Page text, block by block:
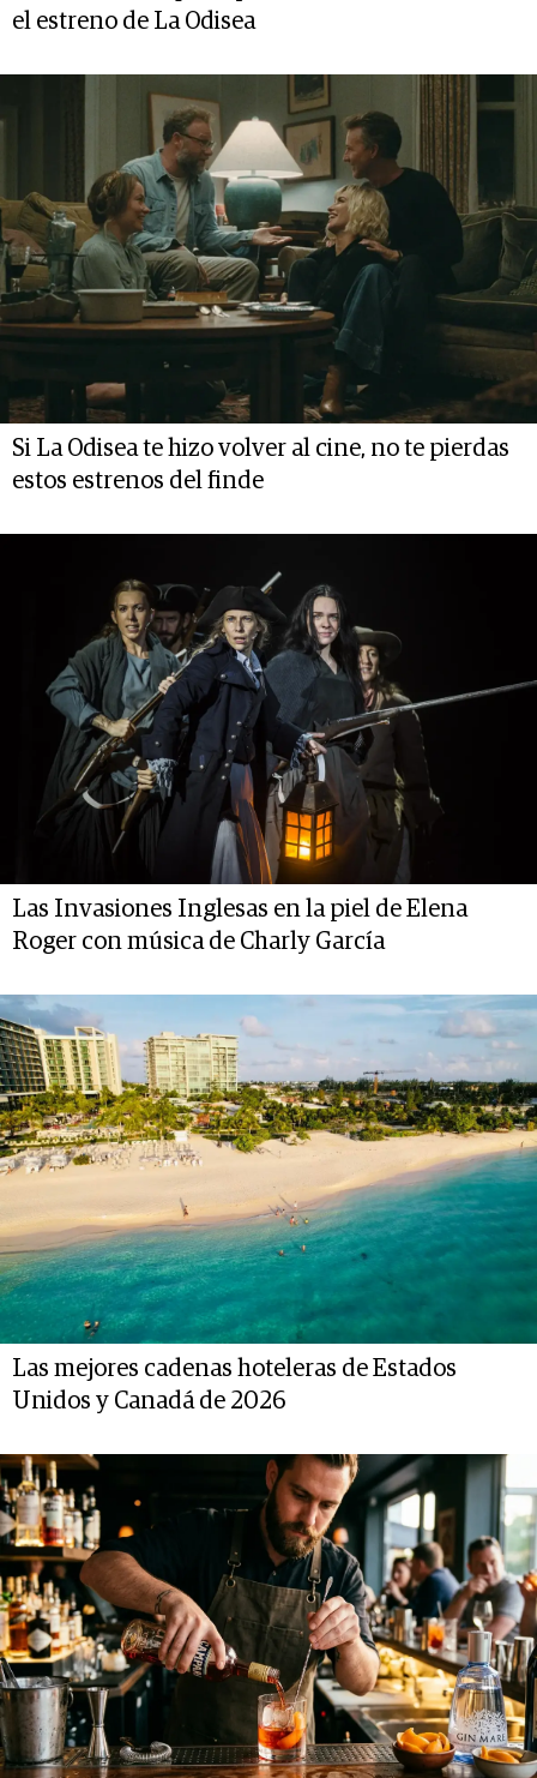
el estreno de La Odisea
Si La Odisea te hizo volver al cine, no te pierdas
estos estrenos del finde
Las Invasiones Inglesas en la piel de Elena
Roger con música de Charly García
Las mejores cadenas hoteleras de Estados
Unidos y Canadá de 2026